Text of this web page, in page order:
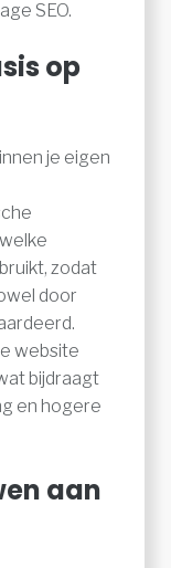
SEO.
op
je eigen
zodat
door
website
bijdraagt
en hogere
aan